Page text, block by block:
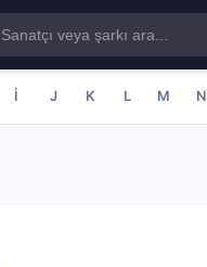
İ J K L M N